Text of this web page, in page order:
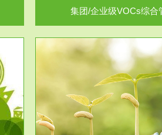
集团/企业级VOCs综合